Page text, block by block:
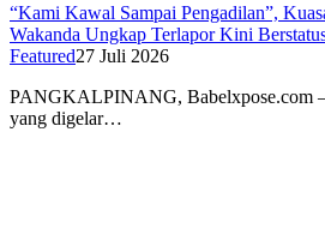
“Kami Kawal Sampai Pengadilan”,
Wakanda Ungkap Terlapor Kini
Featured27 Juli 2026
PANGKALPINANG, Babelxpose.com
yang digelar…